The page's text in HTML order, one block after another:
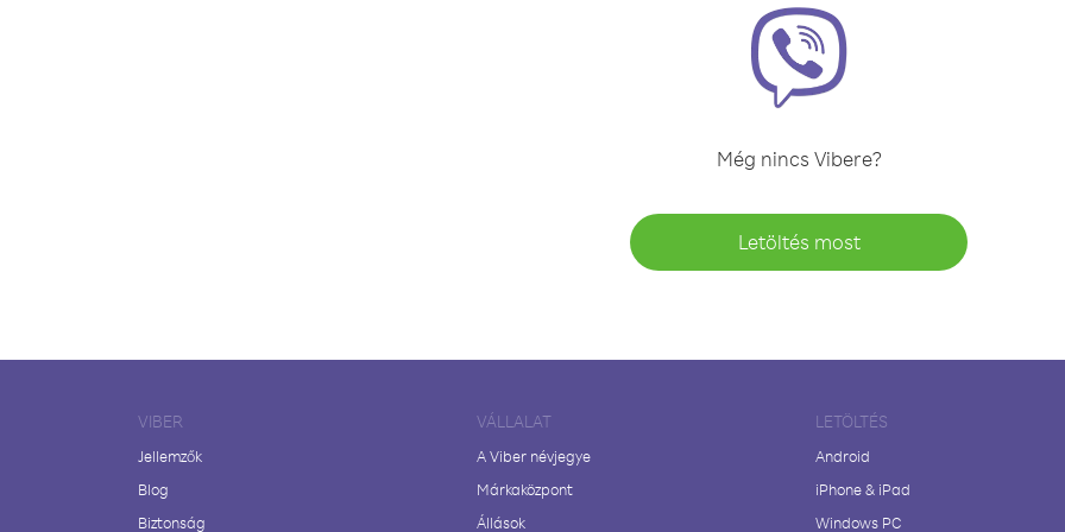
Még nincs Vibere?
Letöltés most
VIBER
Jellemzők
Blog
Biztonság
VÁLLALAT
A Viber névjegye
Márkaközpont
Állások
LETÖLTÉS
Android
iPhone & iPad
Windows PC